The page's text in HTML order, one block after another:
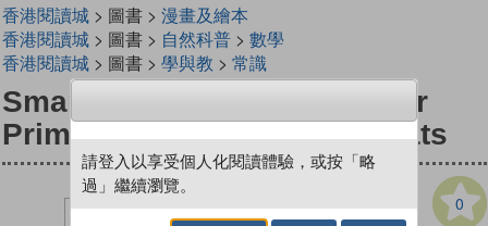
香港閱讀城> 圖書 > 漫畫及繪本
香港閱讀城> 圖書 > 自然科普> 數學
香港閱讀城> 圖書 > 學與教 > 常識
Smart Mathematicians Lower
Primary-07 Little Vampire Bats
0
請登入以享受個人化閱讀體驗，或按「略
過」繼續瀏覽。